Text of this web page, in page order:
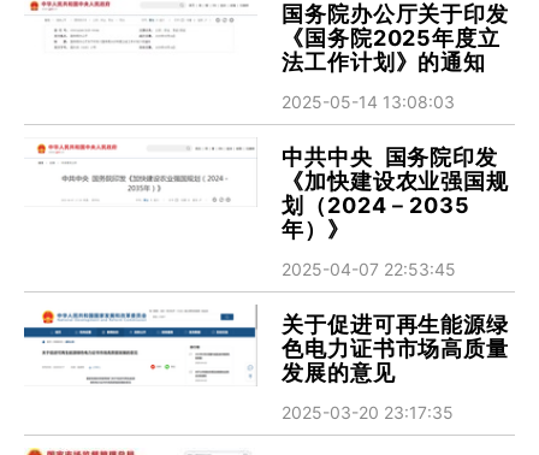
国务院办公厅关于印发
《国务院2025年度立
法工作计划》的通知
2025-05-14 13:08:03
中共中央 国务院印发
《加快建设农业强国规
划（2024－2035
年）》
2025-04-07 22:53:45
关于促进可再生能源绿
色电力证书市场高质量
发展的意见
2025-03-20 23:17:35